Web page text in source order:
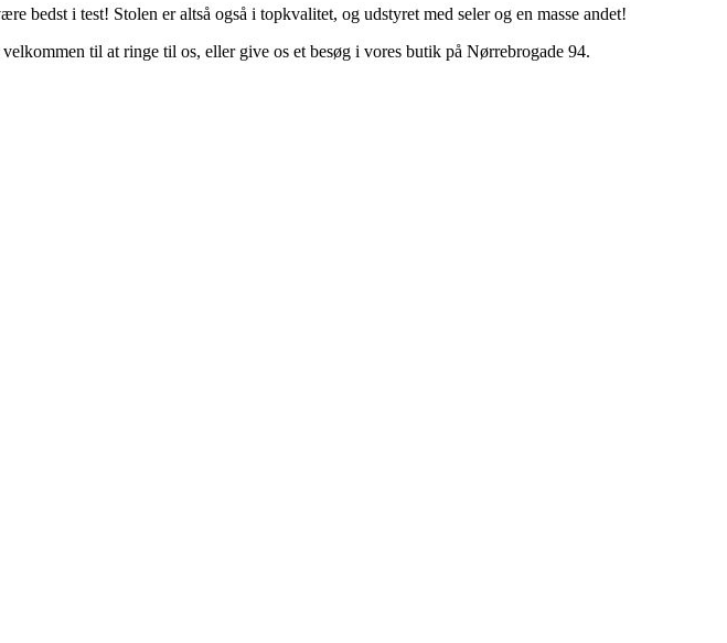
bedst i test! Stolen er altså også i topkvalitet, og udstyret med seler og en masse andet!
til at ringe til os, eller give os et besøg i vores butik på Nørrebrogade 94.